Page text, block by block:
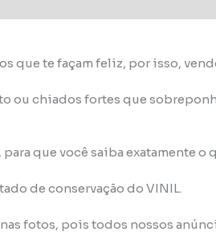
que te façam feliz, por isso,
chiados fortes que
que você saiba exatamente o
de conservação do VINIL.
fotos, pois todos nossos